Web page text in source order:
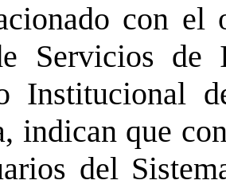
con
Servicios
Institucional
indican que
del